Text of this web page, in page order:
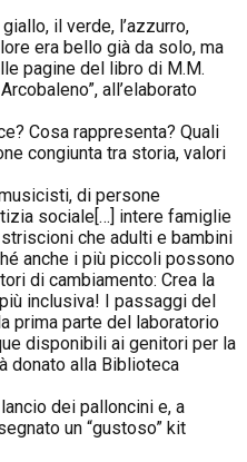
il verde, l’azzurro,
era bello già da solo, ma
pagine del libro di M.M.
all’elaborato
Cosa rappresenta? Quali
congiunta tra storia, valori
di persone
sociale[…] intere famiglie
che adulti e bambini
anche i più piccoli possono
di cambiamento: Crea la
inclusiva! I passaggi del
prima parte del laboratorio
disponibili ai genitori per la
donato alla Biblioteca
dei palloncini e, a
un “gustoso” kit